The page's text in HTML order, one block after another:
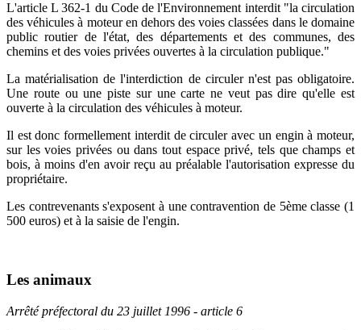
L'article L 362-1 du Code de l'Environnement interdit "la circulation
des véhicules à moteur en dehors des voies classées dans le domaine
public routier de l'état, des départements et des communes, des
chemins et des voies privées ouvertes à la circulation publique."
La matérialisation de l'interdiction de circuler n'est pas obligatoire.
Une route ou une piste sur une carte ne veut pas dire qu'elle est
ouverte à la circulation des véhicules à moteur.
Il est donc formellement interdit de circuler avec un engin à moteur,
sur les voies privées ou dans tout espace privé, tels que champs et
bois, à moins d'en avoir reçu au préalable l'autorisation expresse du
propriétaire.
Les contrevenants s'exposent à une contravention de 5ème classe (1
500 euros) et à la saisie de l'engin.
Les animaux
Arrêté préfectoral du 23 juillet 1996 - article 6